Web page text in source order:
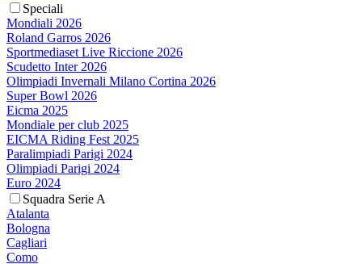
Speciali
Mondiali 2026
Roland Garros 2026
Sportmediaset Live Riccione 2026
Scudetto Inter 2026
Olimpiadi Invernali Milano Cortina 2026
Super Bowl 2026
Eicma 2025
Mondiale per club 2025
EICMA Riding Fest 2025
Paralimpiadi Parigi 2024
Olimpiadi Parigi 2024
Euro 2024
Squadra Serie A
Atalanta
Bologna
Cagliari
Como